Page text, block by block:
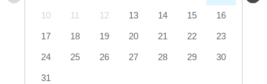
10 11 12 13 14 15 16
17 18 19 20 21 22 23
24 25 26 27 28 29 30
31